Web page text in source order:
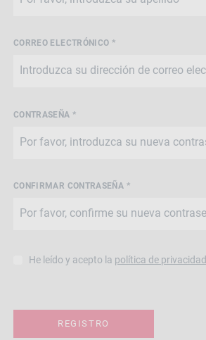
CORREO ELECTRÓNICO *
CONTRASEÑA *
CONFIRMAR CONTRASEÑA *
He leído y acepto la política de privacidad